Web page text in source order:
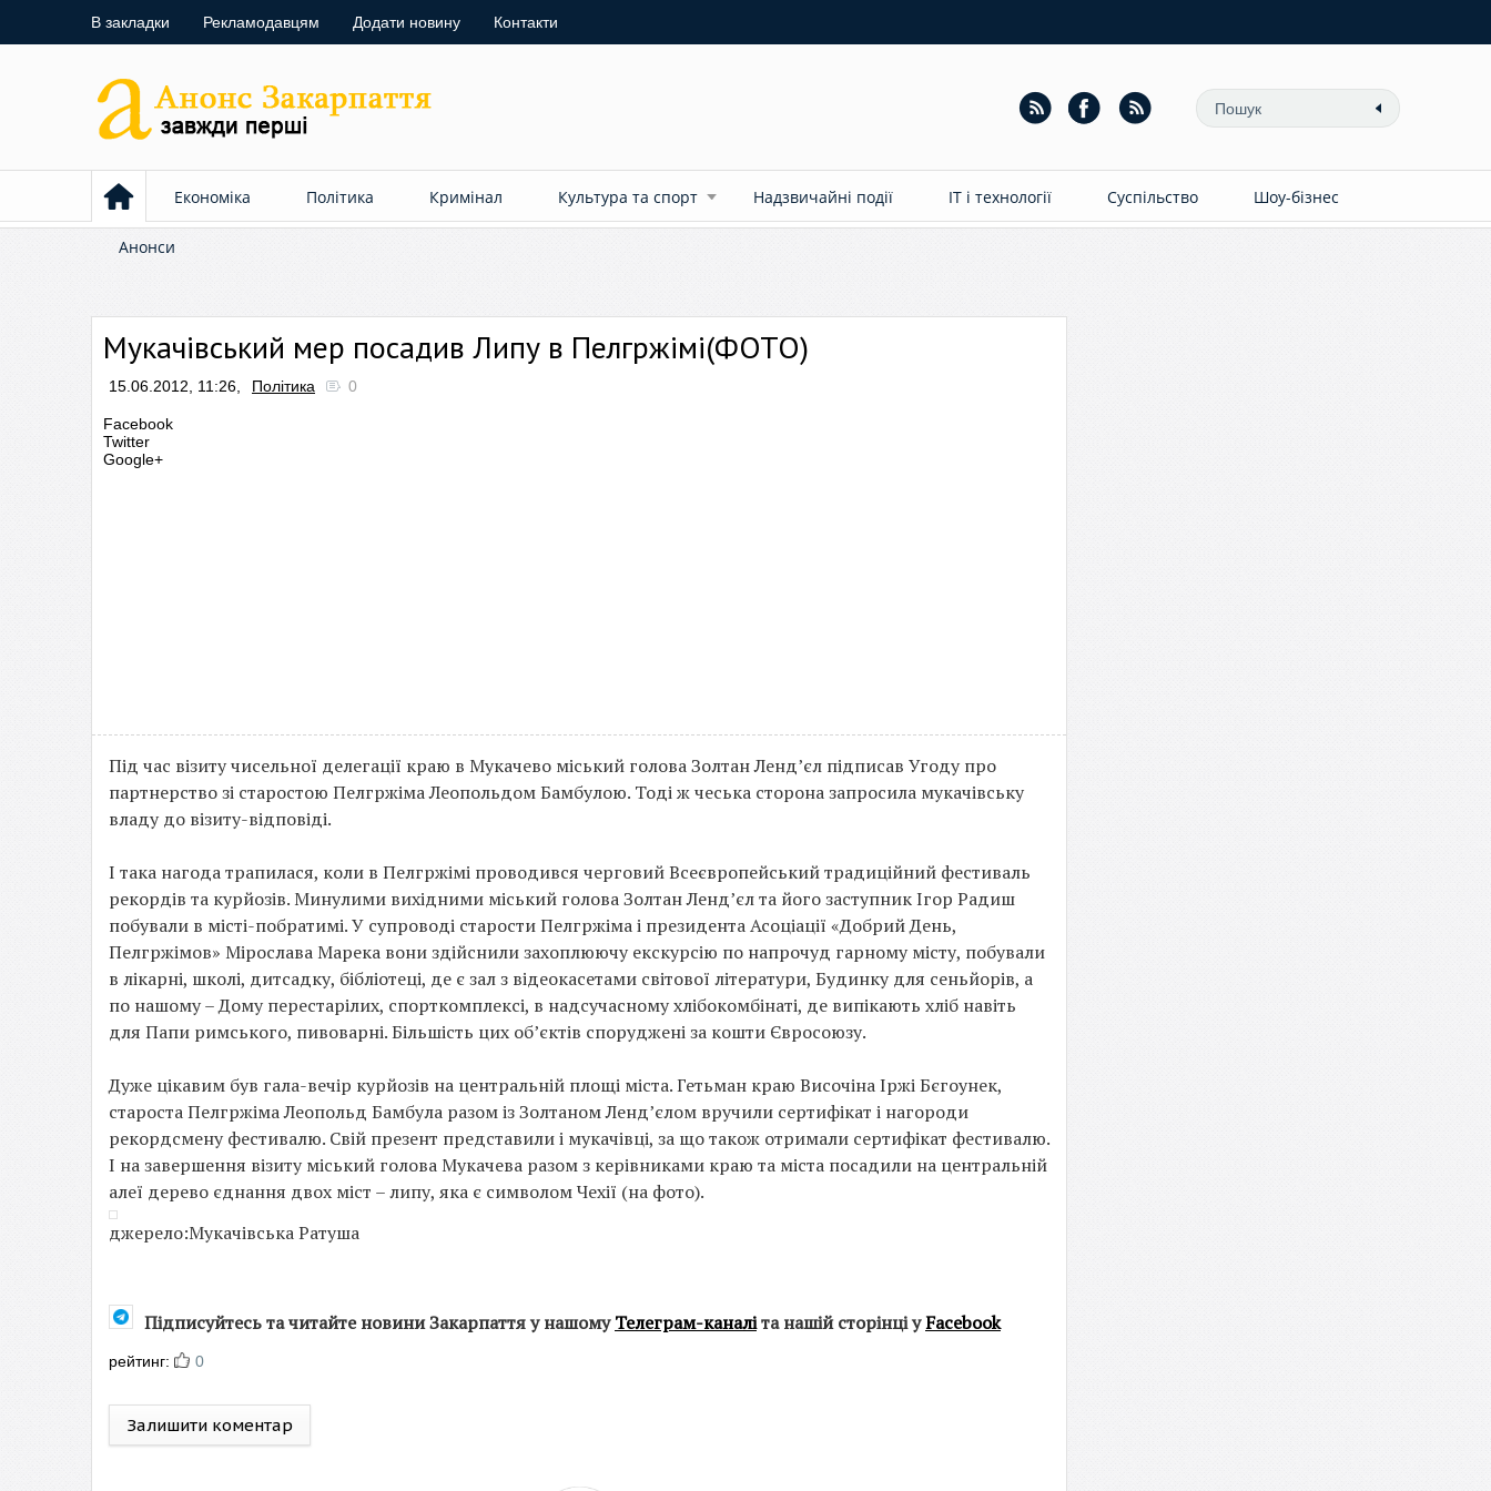
В закладки Рекламодавцям Додати новину Контакти
Економіка Політика Кримінал Культура та спорт Надзвичайні події ІТ і технології Суспільство Шоу-бізнес
Анонси
Мукачівський мер посадив Липу в Пелгржімі(ФОТО)
15.06.2012, 11:26, Політика 0
Facebook
Twitter
Google+
Під час візиту чисельної делегації краю в Мукачево міський голова Золтан Ленд’єл підписав Угоду про
партнерство зі старостою Пелгржіма Леопольдом Бамбулою. Тоді ж чеська сторона запросила мукачівську
владу до візиту-відповіді.
І така нагода трапилася, коли в Пелгржімі проводився черговий Всеєвропейський традиційний фестиваль
рекордів та курйозів. Минулими вихідними міський голова Золтан Ленд’єл та його заступник Ігор Радиш
побували в місті-побратимі. У супроводі старости Пелгржіма і президента Асоціації «Добрий День,
Пелгржімов» Мірослава Марека вони здійснили захоплюючу екскурсію по напрочуд гарному місту, побували
в лікарні, школі, дитсадку, бібліотеці, де є зал з відеокасетами світової літератури, Будинку для сеньйорів, а
по нашому – Дому перестарілих, спорткомплексі, в надсучасному хлібокомбінаті, де випікають хліб навіть
для Папи римського, пивоварні. Більшість цих об’єктів споруджені за кошти Євросоюзу.
Дуже цікавим був гала-вечір курйозів на центральній площі міста. Гетьман краю Височіна Іржі Бєгоунек,
староста Пелгржіма Леопольд Бамбула разом із Золтаном Ленд’єлом вручили сертифікат і нагороди
рекордсмену фестивалю. Свій презент представили і мукачівці, за що також отримали сертифікат фестивалю.
І на завершення візиту міський голова Мукачева разом з керівниками краю та міста посадили на центральній
алеї дерево єднання двох міст – липу, яка є символом Чехії (на фото).
джерело:Мукачівська Ратуша
Підписуйтесь та читайте новини Закарпаття у нашомуТелеграм-каналіта нашій сторінці уFacebook
рейтинг: 0
Залишити коментар